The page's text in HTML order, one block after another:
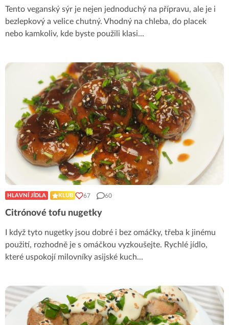
Tento veganský sýr je nejen jednoduchý na přípravu, ale je i
bezlepkový a velice chutný. Vhodný na chleba, do placek
nebo kamkoliv, kde byste použili klasi...
HLAVNÍ JÍDLA KLUB 67 60
Citrónové tofu nugetky
I když tyto nugetky jsou dobré i bez omáčky, třeba k jinému
použití, rozhodně je s omáčkou vyzkoušejte. Rychlé jídlo,
které uspokojí milovníky asijské kuch...